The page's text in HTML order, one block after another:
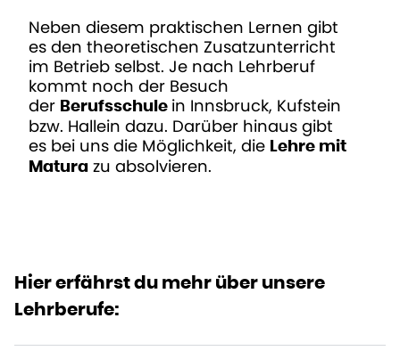
Neben diesem praktischen Lernen gibt
es den theoretischen Zusatzunterricht
im Betrieb selbst. Je nach Lehrberuf
kommt noch der Besuch
der Berufsschule in Innsbruck, Kufstein
bzw. Hallein dazu. Darüber hinaus gibt
es bei uns die Möglichkeit, die Lehre mit
Matura zu absolvieren.
Hier erfährst du mehr über unsere
Lehrberufe: